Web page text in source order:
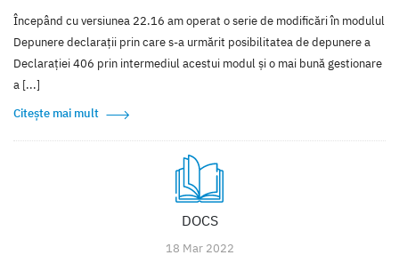
Începând cu versiunea 22.16 am operat o serie de modificări în modulul
Depunere declarații prin care s-a urmărit posibilitatea de depunere a
Declarației 406 prin intermediul acestui modul și o mai bună gestionare
a [...]
Citește mai mult
DOCS
18 Mar 2022